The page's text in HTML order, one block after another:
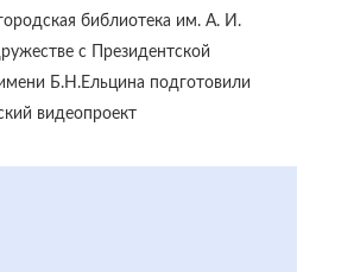
библиотека им. А. И.
с Президентской
Б.Н.Ельцина подготовили
видеопроект